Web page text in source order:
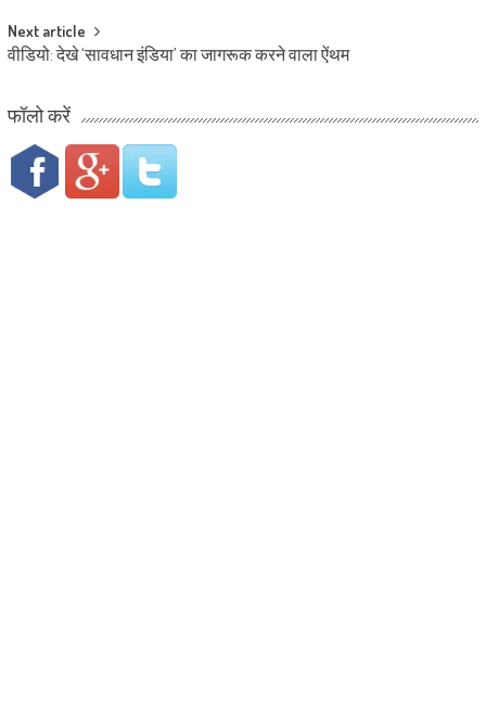
Next article
वीडियो: देखे ‘सावधान इंडिया’ का जागरूक करने वाला ऐंथम
फॉलो करें